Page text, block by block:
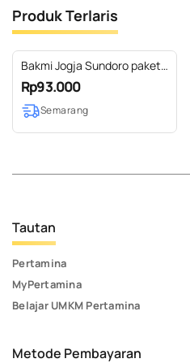
Produk Terlaris
Bakmi Jogja Sundoro paket
Hampers D
Rp93.000
Semarang
Tautan
Pertamina
MyPertamina
Belajar UMKM Pertamina
Metode Pembayaran